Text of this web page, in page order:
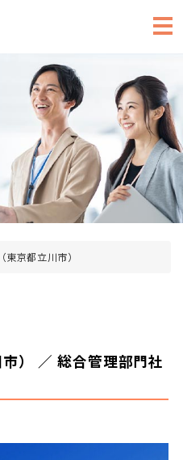
求人広告のご掲
東京都立川市）
） ／ 総合管理部門社